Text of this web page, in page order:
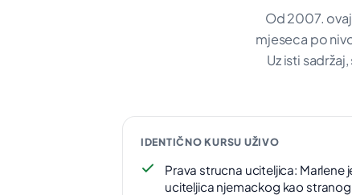
Od 2007.
mjeseca po
Uz isti
IDENTIČNO KURSU UŽIVO
Prava strucna uciteljica: Marlene
uciteljica njemackog kao stranog